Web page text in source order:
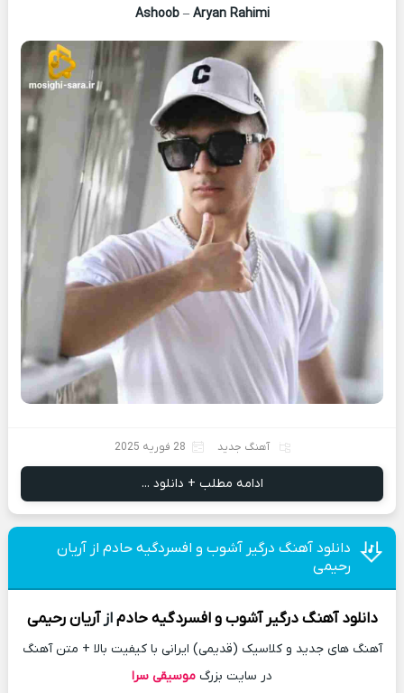
Ashoob– Aryan Rahimi
آهنگ جدید 28 فوریه 2025
ادامه مطلب + دانلود ...
دانلود آهنگ درگیر آشوب و افسردگیه حادم از آریان
رحیمی
دانلود آهنگ درگیر آشوب و افسردگیه حادم ازآریان رحیمی
آهنگ های جدید و کلاسیک (قدیمی) ایرانی با کیفیت بالا + متن آهنگ
در سایت بزرگ موسیقی سرا